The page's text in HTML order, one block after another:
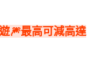
🎆最高可減高達